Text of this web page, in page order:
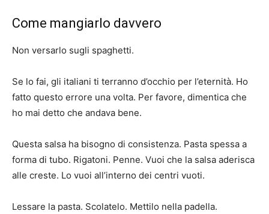
Come mangiarlo davvero
Non versarlo sugli spaghetti.
Se lo fai, gli italiani ti terranno d’occhio per l’eternità. Ho
fatto questo errore una volta. Per favore, dimentica che
ho mai detto che andava bene.
Questa salsa ha bisogno di consistenza. Pasta spessa a
forma di tubo. Rigatoni. Penne. Vuoi che la salsa aderisca
alle creste. Lo vuoi all’interno dei centri vuoti.
Lessare la pasta. Scolatelo. Mettilo nella padella.